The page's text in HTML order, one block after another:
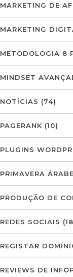
MARKETING DE
MARKETING
METODOLOGIA 8
MINDSET
NOTÍCIAS (74)
PAGERANK (10)
PLUGINS
PRIMAVERA ÁRABE
PRODUÇÃO DE
REDES SOCIAIS
REGISTAR
REVIEWS DE